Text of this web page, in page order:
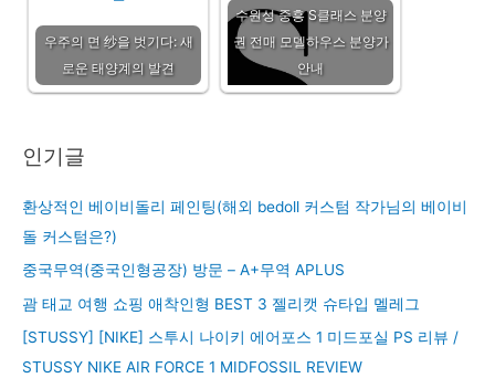
우주의 면 纱을 벗기다: 새
로운 태양계의 발견
수원성 중흥 S클래스 분양
권 전매 모델하우스 분양가
안내
인기글
환상적인 베이비돌리 페인팅(해외 bedoll 커스텀 작가님의 베이비
돌 커스텀은?)
중국무역(중국인형공장) 방문 – A+무역 APLUS
괌 태교 여행 쇼핑 애착인형 BEST 3 젤리캣 슈타입 멜레그
[STUSSY] [NIKE] 스투시 나이키 에어포스 1 미드포실 PS 리뷰 /
STUSSY NIKE AIR FORCE 1 MIDFOSSIL REVIEW